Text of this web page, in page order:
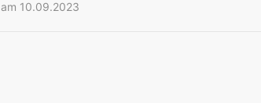
10.09.2023